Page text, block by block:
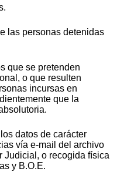
las personas detenidas
que se pretenden
o que resulten
incursas en
que la
datos de carácter
vía e-mail del archivo
Judicial, o recogida física
y B.O.E.